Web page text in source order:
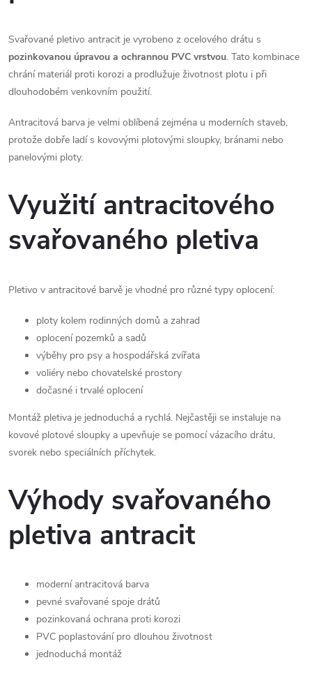
ý
p
i
s
u
Svařované pletivo antracit je vyrobeno z ocelového drátu s
pozinkovanou úpravou a ochrannou PVC vrstvou. Tato kombinace
chrání materiál proti korozi a prodlužuje životnost plotu i při
dlouhodobém venkovním použití.
Antracitová barva je velmi oblíbená zejména u moderních staveb,
protože dobře ladí s kovovými plotovými sloupky, bránami nebo
panelovými ploty.
Využití antracitového
svařovaného pletiva
Pletivo v antracitové barvě je vhodné pro různé typy oplocení:
ploty kolem rodinných domů a zahrad
oplocení pozemků a sadů
výběhy pro psy a hospodářská zvířata
voliéry nebo chovatelské prostory
dočasné i trvalé oplocení
Montáž pletiva je jednoduchá a rychlá. Nejčastěji se instaluje na
kovové plotové sloupky a upevňuje se pomocí vázacího drátu,
svorek nebo speciálních příchytek.
Výhody svařovaného
pletiva antracit
moderní antracitová barva
pevné svařované spoje drátů
pozinkovaná ochrana proti korozi
PVC poplastování pro dlouhou životnost
jednoduchá montáž